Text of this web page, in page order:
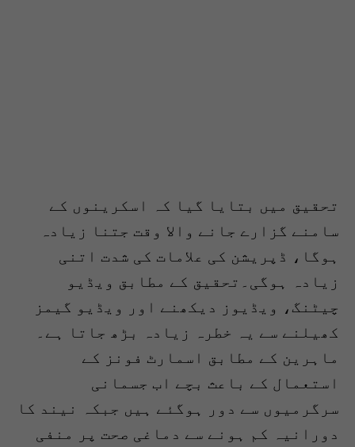
تحقیق میں بتایا گیا کہ اسکرینوں کے
سامنے گزارے جانے والا وقت جتنا زیادہ
ہوگا، ڈپریشن کی علامات کی شدت اتنی
زیادہ ہوگی۔تحقیق کے مطابق ویڈیو
چیٹنگ، ویڈیوز دیکھنے اور ویڈیو گیمز
کھیلنے سے یہ خطرہ زیادہ بڑھ جاتا ہے۔
ماہرین کے مطابق اسمارٹ فونز کے
استعمال کے باعث بچے اب جسمانی
سرگرمیوں سے دور ہوگئے ہیں جبکہ نیند کا
دورانیہ کم ہونے سے دماغی صحت پر منفی